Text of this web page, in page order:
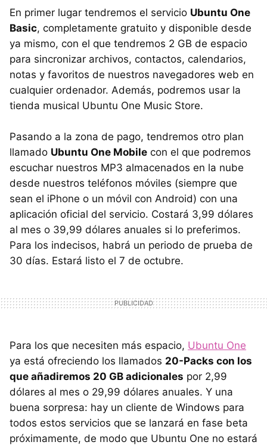
En primer lugar tendremos el servicio Ubuntu One
Basic, completamente gratuito y disponible desde
ya mismo, con el que tendremos 2 GB de espacio
para sincronizar archivos, contactos, calendarios,
notas y favoritos de nuestros navegadores web en
cualquier ordenador. Además, podremos usar la
tienda musical Ubuntu One Music Store.
Pasando a la zona de pago, tendremos otro plan
llamado Ubuntu One Mobile con el que podremos
escuchar nuestros MP3 almacenados en la nube
desde nuestros teléfonos móviles (siempre que
sean el iPhone o un móvil con Android) con una
aplicación oficial del servicio. Costará 3,99 dólares
al mes o 39,99 dólares anuales si lo preferimos.
Para los indecisos, habrá un periodo de prueba de
30 días. Estará listo el 7 de octubre.
Para los que necesiten más espacio, Ubuntu One
ya está ofreciendo los llamados 20-Packs con los
que añadiremos 20 GB adicionales por 2,99
dólares al mes o 29,99 dólares anuales. Y una
buena sorpresa: hay un cliente de Windows para
todos estos servicios que se lanzará en fase beta
próximamente, de modo que Ubuntu One no estará